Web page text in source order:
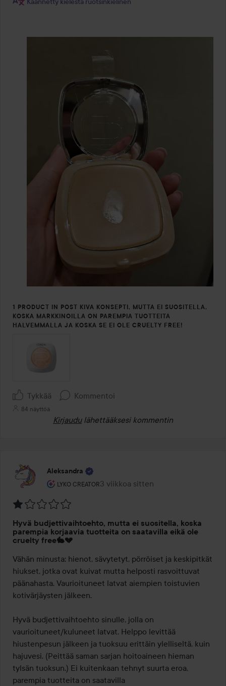
1 PRODUCT IN POST KIVA KONSEPTI, MUTTA EI SUOSITELLA,
KOSKA MARKKINOILLA ON PAREMPIA TUOTTEITA
HALVEMMALLA JA KOSKA SE EI OLE CRUELTY FREE!
Tykkää Kommentoi
84 näyttöä
Kirjaudu lähettääksesi kommentin
Aleksandra
LYKO CREATOR
Käyttäjän rooli: Lyko Creator.
3 viikkoa sitten
Viesti luotiin 3 viikkoa sitten
1
/
Hyvä budjettivaihtoehto, mutta ei suositella, koska
parempia korjaavia tuotteita on saatavilla eikä ole
cruelty free🐇💔
Vähän minusta: hienot, sävytetyt, pörröiset ja keskipitkät
hiukset, jotka ovat kuivat mutta helposti rasvoittuvat
päänahasta. Vaurioituneet latvat aiempien toistuvien
kotivärjäysten jälkeen.
Hyvä budjettivaihtoehto sinulle, jolla on
vaurioituneet/kuluneet latvat. Helppo levittää
hiustenpesun jälkeen ja tuoksuu erittäin ylelliseltä, kuin
hajuvesi. (Peittää saman sarjan hoitoaineen hieman
tylsän tuoksun.) Ei kuitenkaan tehnyt suurta eroa,
parempia tuotteita on saatavilla